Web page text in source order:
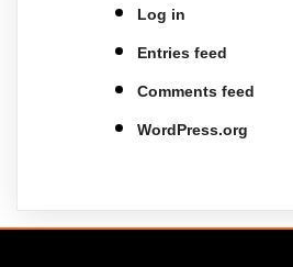
Log in
Entries feed
Comments feed
WordPress.org